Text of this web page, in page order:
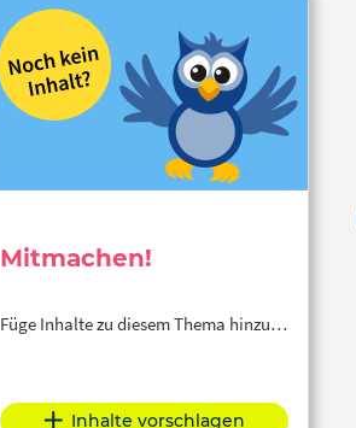
Mitmachen!
Füge Inhalte zu diesem Thema hinzu…
Inhalte vorschlagen